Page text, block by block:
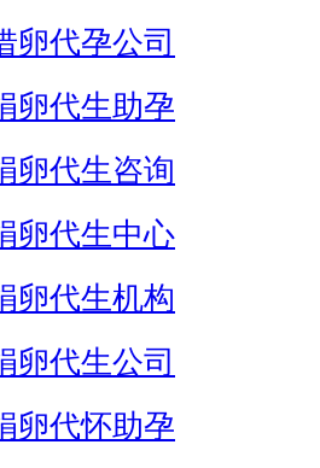
卵代孕公司
卵代生助孕
卵代生咨询
卵代生中心
卵代生机构
卵代生公司
卵代怀助孕